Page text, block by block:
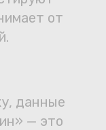
от
данные
— это